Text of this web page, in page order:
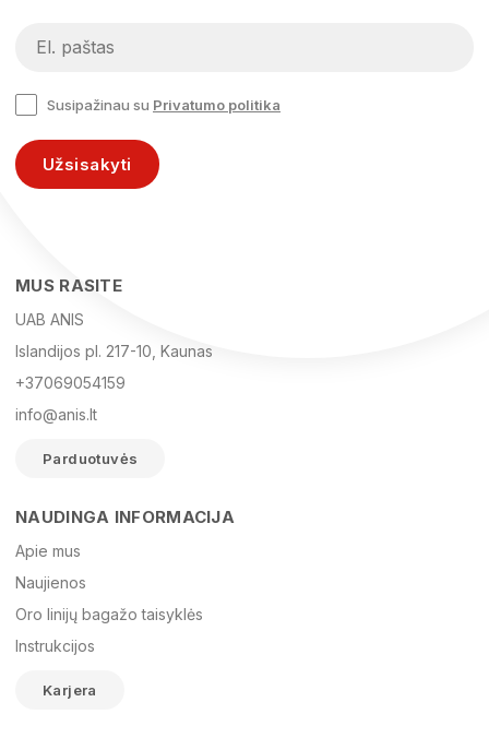
El. paštas
Žinutė
Susipažinau su Privatumo politika
Užsisakyti
MUS RASITE
UAB ANIS
Islandijos pl. 217-10, Kaunas
+37069054159
info@anis.lt
Parduotuvės
NAUDINGA INFORMACIJA
Apie mus
Naujienos
Oro linijų bagažo taisyklės
Instrukcijos
Karjera